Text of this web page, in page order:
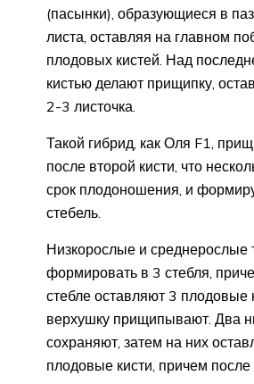
(пасынки), образующиеся в
листа, оставляя на главном
плодовых кистей. Над
кистью делают прищипку,
2-3 листочка.
Такой гибрид, как Оля F1,
после второй кисти, что
срок плодоношения, и
стебель.
Низкорослые и
формировать в 3 стебля,
стебле оставляют 3 плодовые
верхушку прищипывают. Два
сохраняют, затем на них
плодовые кисти, причем после